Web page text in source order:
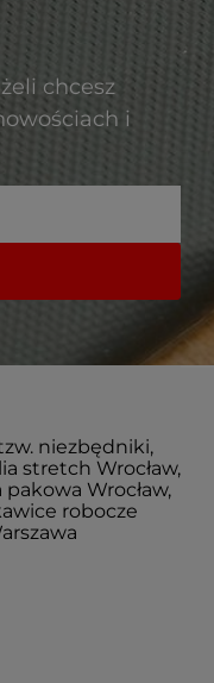
chcesz
i
niezbędniki,
stretch Wrocław,
Wrocław,
robocze